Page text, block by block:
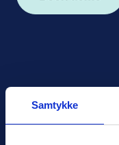
Samtykke